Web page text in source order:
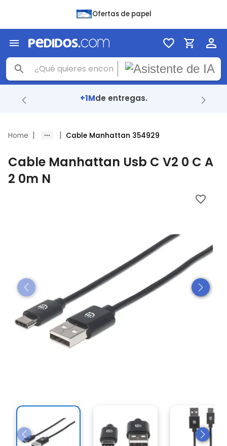
Ofertas de papel
+1Mde entregas.
Home | | Cable Manhattan 354929
Cable Manhattan Usb C V2 0 C A
2 0m N